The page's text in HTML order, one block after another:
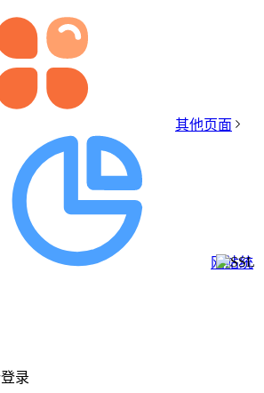
其他页面
网站统
录